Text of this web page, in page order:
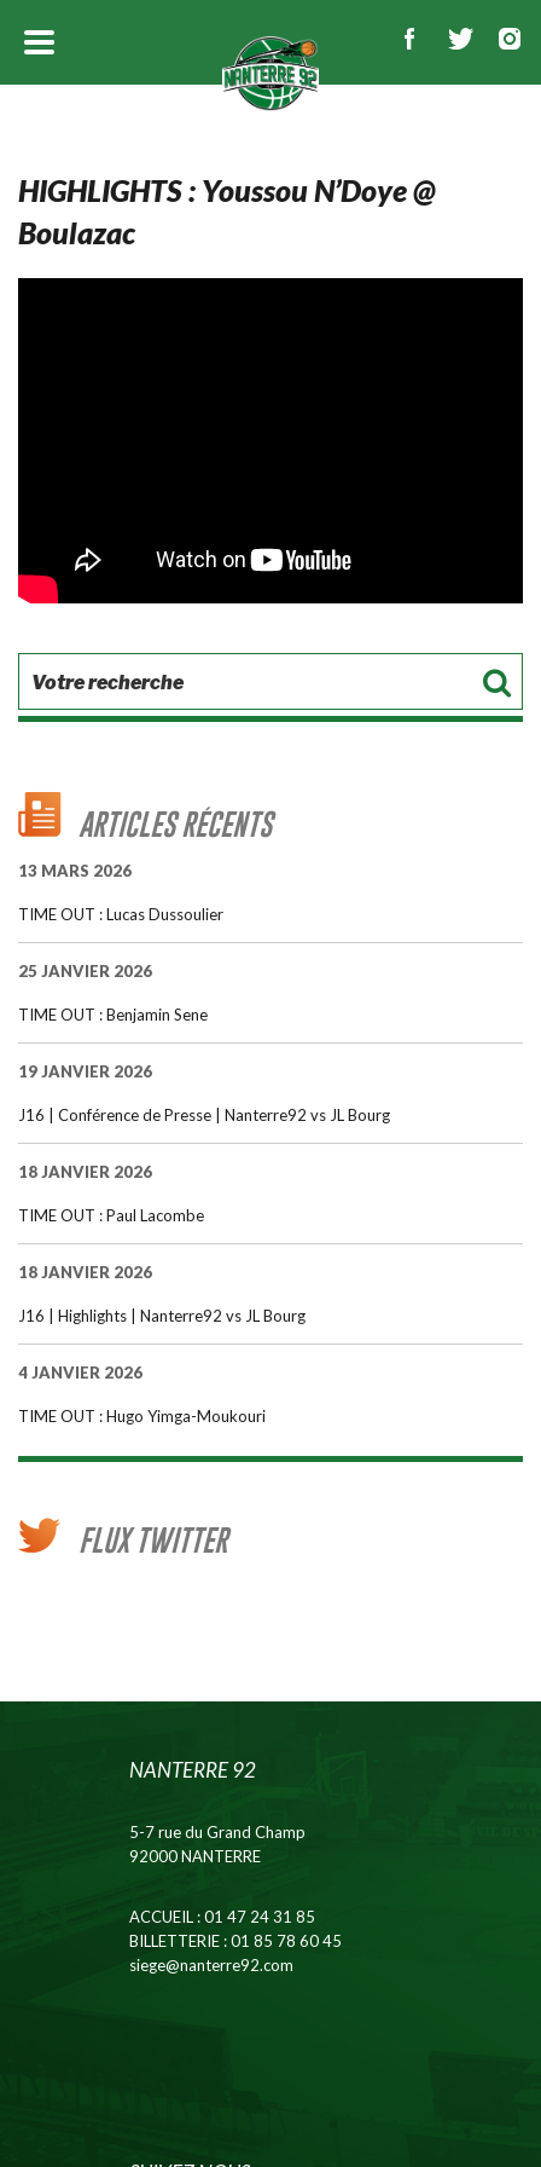
HIGHLIGHTS : Youssou N’Doye @
Boulazac
ARTICLES RÉCENTS
13 MARS 2026
TIME OUT : Lucas Dussoulier
25 JANVIER 2026
TIME OUT : Benjamin Sene
19 JANVIER 2026
J16 | Conférence de Presse | Nanterre92 vs JL Bourg
18 JANVIER 2026
TIME OUT : Paul Lacombe
18 JANVIER 2026
J16 | Highlights | Nanterre92 vs JL Bourg
4 JANVIER 2026
TIME OUT : Hugo Yimga-Moukouri
FLUX TWITTER
NANTERRE 92
5-7 rue du Grand Champ
92000 NANTERRE
ACCUEIL: 01 47 24 31 85
BILLETTERIE: 01 85 78 60 45
siege@nanterre92.com